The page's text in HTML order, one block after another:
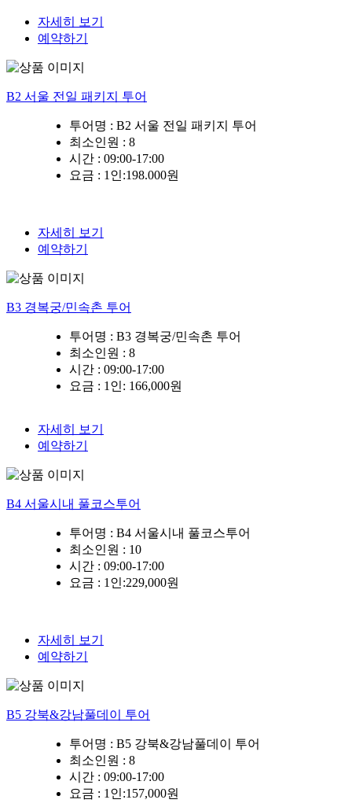
자세히 보기
예약하기
B2 서울 전일 패키지 투어
투어명 : B2 서울 전일 패키지 투어
최소인원 : 8
시간 : 09:00-17:00
요금 : 1인:198.000원
자세히 보기
예약하기
B3 경복궁/민속촌 투어
투어명 : B3 경복궁/민속촌 투어
최소인원 : 8
시간 : 09:00-17:00
요금 : 1인: 166,000원
자세히 보기
예약하기
B4 서울시내 풀코스투어
투어명 : B4 서울시내 풀코스투어
최소인원 : 10
시간 : 09:00-17:00
요금 : 1인:229,000원
자세히 보기
예약하기
B5 강북&강남풀데이 투어
투어명 : B5 강북&강남풀데이 투어
최소인원 : 8
시간 : 09:00-17:00
요금 : 1인:157,000원